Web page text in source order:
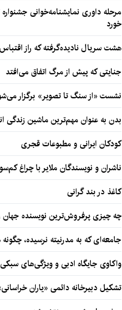
تداوم نظام نابرابر
مصائب نقد ادبی در
شب»
مرحله داوری نمایشنامه‌خوانی
خورد
هشت سریال نادیده‌گرفته که راز
جنایتی که پیش از مرگ اتفاق می‌افتد
نشست «از سنگ تا تصویر» برگزار
بدن به عنوان مهم‌ترین ماشین زندگی
کودکان ایرانی و مطبوعات قجری
ناشران و نویسندگان ملایر با چراغ
کاغذ در بند گرانی
چه چیزی پرفروش‌ترین نویسنده جهان
جامعه‌ای که به مدرنیته نرسیده،
واکاوی جایگاه ادبی و ویژگی‌های
تشکیل دبیرخانه دائمی «یاران